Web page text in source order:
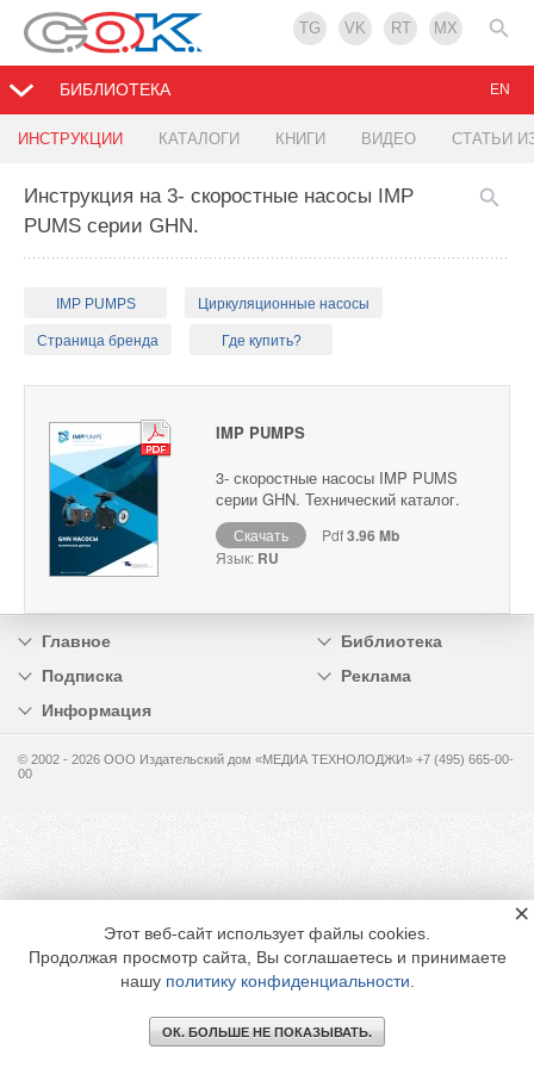
TG VK RT MX
БИБЛИОТЕКА
ИНСТРУКЦИИ КАТАЛОГИ КНИГИ ВИДЕО СТАТЬИ
EN
Инструкция на 3- скоростные насосы IMP
PUMS серии GHN.
IMP PUMPS Циркуляционные насосы
Страница бренда Где купить?
IMP PUMPS
3- скоростные насосы IMP PUMS
серии GHN. Технический каталог.
Скачать Pdf3.96 Mb
Язык: RU
Главное
Библиотека
Подписка
Реклама
Информация
© 2002 - 2026 OOO Издательский дом «МЕДИА ТЕХНОЛОДЖИ» +7 (495) 665-00-
00
Этот веб-сайт использует файлы cookies.
Продолжая просмотр сайта, Вы соглашаетесь и принимаете
нашу политику конфиденциальности
ОК. БОЛЬШЕ НЕ ПОКАЗЫВАТЬ.
×